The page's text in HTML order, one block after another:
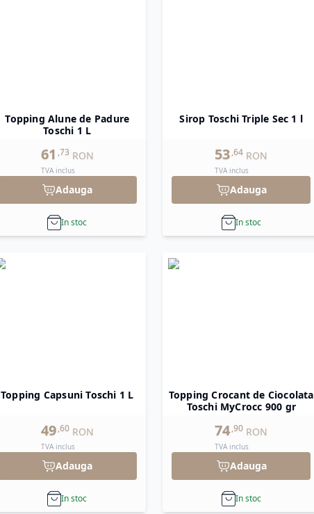
Topping Alune de Padure
Toschi 1 L
61 ,73 RON
TVA inclus
Adauga
In stoc
Sirop Toschi Triple Sec 1 l
53,64 RON
TVA inclus
Adauga
In stoc
Topping Capsuni Toschi 1 L
49,60 RON
TVA inclus
Adauga
In stoc
Topping Crocant de Ciocolata
Toschi MyCrocc 900 gr
74,90 RON
TVA inclus
Adauga
In stoc